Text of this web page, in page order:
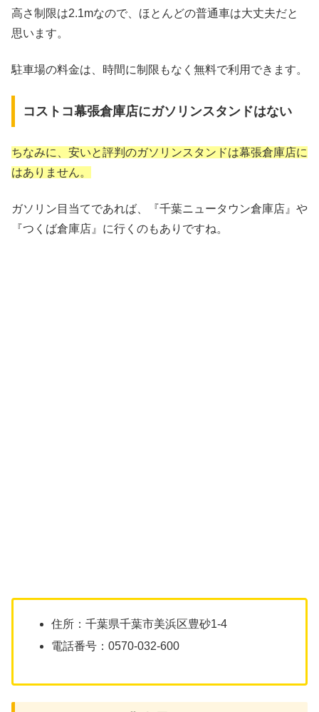
高さ制限は2.1mなので、ほとんどの普通車は大丈夫だと
思います。
駐車場の料金は、時間に制限もなく無料で利用できます。
コストコ幕張倉庫店にガソリンスタンドはない
ちなみに、安いと評判のガソリンスタンドは幕張倉庫店に
はありません。
ガソリン目当てであれば、『千葉ニュータウン倉庫店』や
『つくば倉庫店』に行くのもありですね。
住所：千葉県千葉市美浜区豊砂1-4
電話番号：0570-032-600